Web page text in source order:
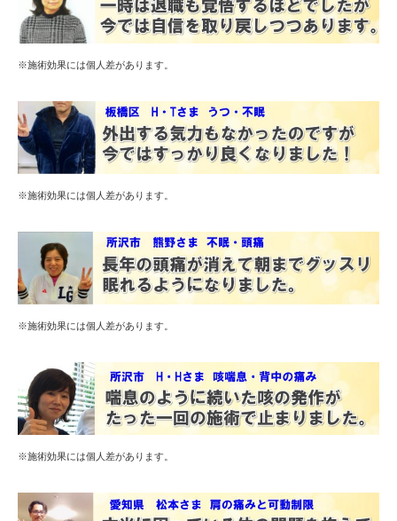
※施術効果には個人差があります。
※施術効果には個人差があります。
※施術効果には個人差があります。
※施術効果には個人差があります。